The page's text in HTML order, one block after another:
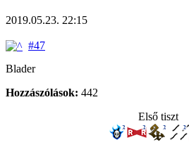
2019.05.23. 22:15
#47
Blader
Hozzászólások: 442
Első tiszt